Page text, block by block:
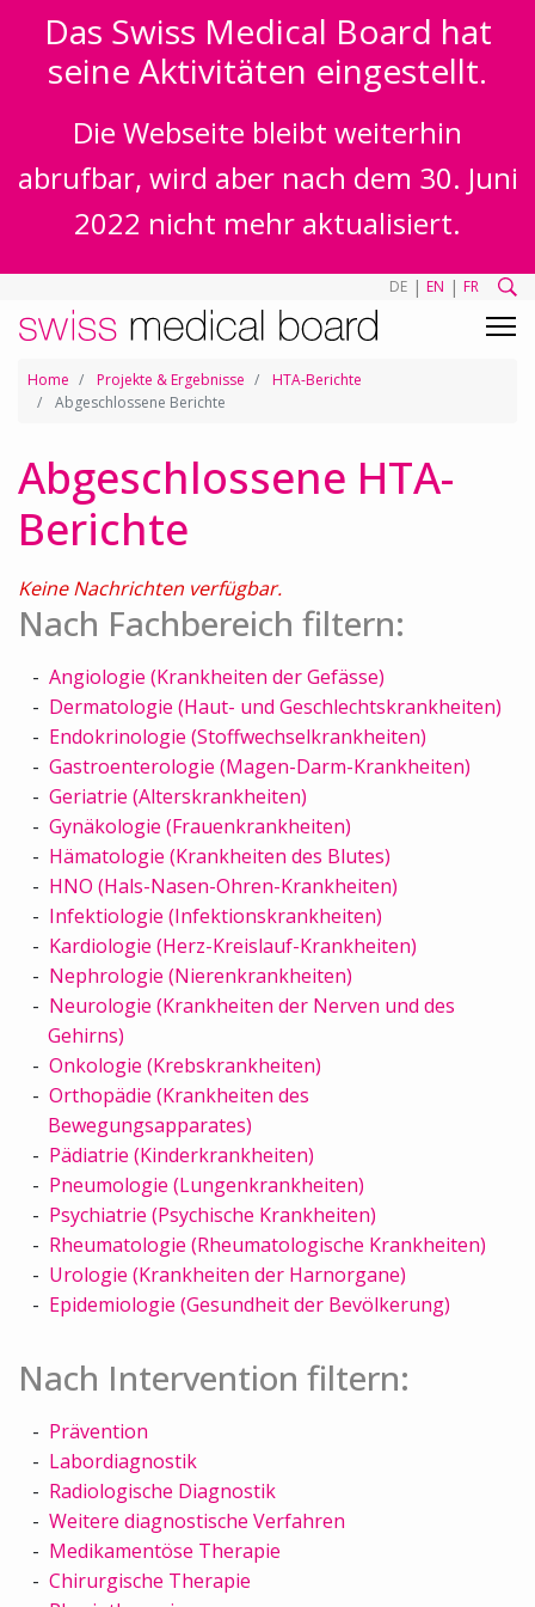
Das Swiss Medical Board hat
seine Aktivitäten eingestellt.
Die Webseite bleibt weiterhin
abrufbar, wird aber nach dem 30. Juni
2022 nicht mehr aktualisiert.
DE | EN | FR
Home Projekte & Ergebnisse
HTA-Berichte
Abgeschlossene Berichte
Abgeschlossene HTA-
Berichte
Keine Nachrichten verfügbar.
Nach Fachbereich filtern:
Angiologie (Krankheiten der Gefässe)
Dermatologie (Haut- und Geschlechtskrankheiten)
Endokrinologie (Stoffwechselkrankheiten)
Gastroenterologie (Magen-Darm-Krankheiten)
Geriatrie (Alterskrankheiten)
Gynäkologie (Frauenkrankheiten)
Hämatologie (Krankheiten des Blutes)
HNO (Hals-Nasen-Ohren-Krankheiten)
Infektiologie (Infektionskrankheiten)
Kardiologie (Herz-Kreislauf-Krankheiten)
Nephrologie (Nierenkrankheiten)
Neurologie (Krankheiten der Nerven und des
Gehirns)
Onkologie (Krebskrankheiten)
Orthopädie (Krankheiten des
Bewegungsapparates)
Pädiatrie (Kinderkrankheiten)
Pneumologie (Lungenkrankheiten)
Psychiatrie (Psychische Krankheiten)
Rheumatologie (Rheumatologische Krankheiten)
Urologie (Krankheiten der Harnorgane)
Epidemiologie (Gesundheit der Bevölkerung)
Nach Intervention filtern:
Prävention
Labordiagnostik
Radiologische Diagnostik
Weitere diagnostische Verfahren
Medikamentöse Therapie
Chirurgische Therapie